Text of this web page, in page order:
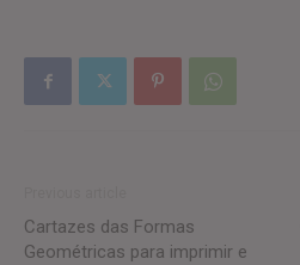
Cartazes das Formas
Geométricas para imprimir e